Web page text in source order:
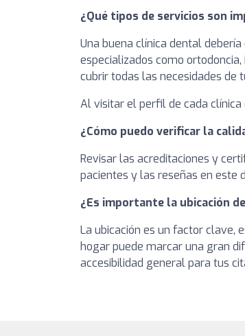
¿Qué tipos de servicios son
Una buena clínica dental
especializados como
cubrir todas las necesidades de
Al visitar el perfil de cada
¿Cómo puedo verificar la
Revisar las acreditaciones y
pacientes y las reseñas en este
¿Es importante la ubicación
La ubicación es un factor clave,
hogar puede marcar una gran
accesibilidad general para tus